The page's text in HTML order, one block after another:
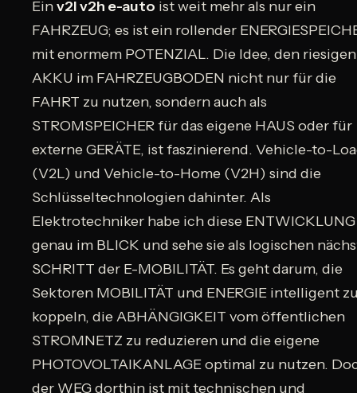
Einv2l v2h e-auto ist weit mehr als nur ein
FAHRZEUG; es ist ein rollender
mit enormem POTENZIAL. Die Idee, den riesigen
AKKU im FAHRZEUGBODEN nicht nur für die
FAHRT zu nutzen, sondern auch als
STROMSPEICHER für das eigene HAUS oder für
externe GERÄTE, ist faszinierend. Vehicle-to-
(V2L) und Vehicle-to-Home (V2H) sind die
Schlüsseltechnologien dahinter. Als
Elektrotechniker habe ich diese ENTWICKLUNG
genau im BLICK und sehe sie als logischen
SCHRITT der E-MOBILITÄT. Es geht darum, die
Sektoren MOBILITÄT und ENERGIE intelligent
koppeln, die ABHÄNGIGKEIT vom öffentlichen
STROMNETZ zu reduzieren und die eigene
PHOTOVOLTAIKANLAGE optimal zu nutzen.
der WEG dorthin ist mit technischen und